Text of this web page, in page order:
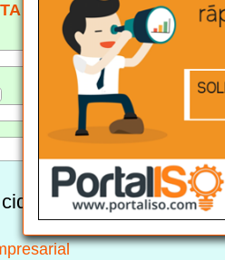
BRASILEIRA DE
ISO 17025
de Varginha/MG: